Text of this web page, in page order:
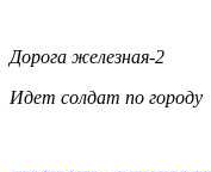
Дорога железная-2
Идет солдат по городу